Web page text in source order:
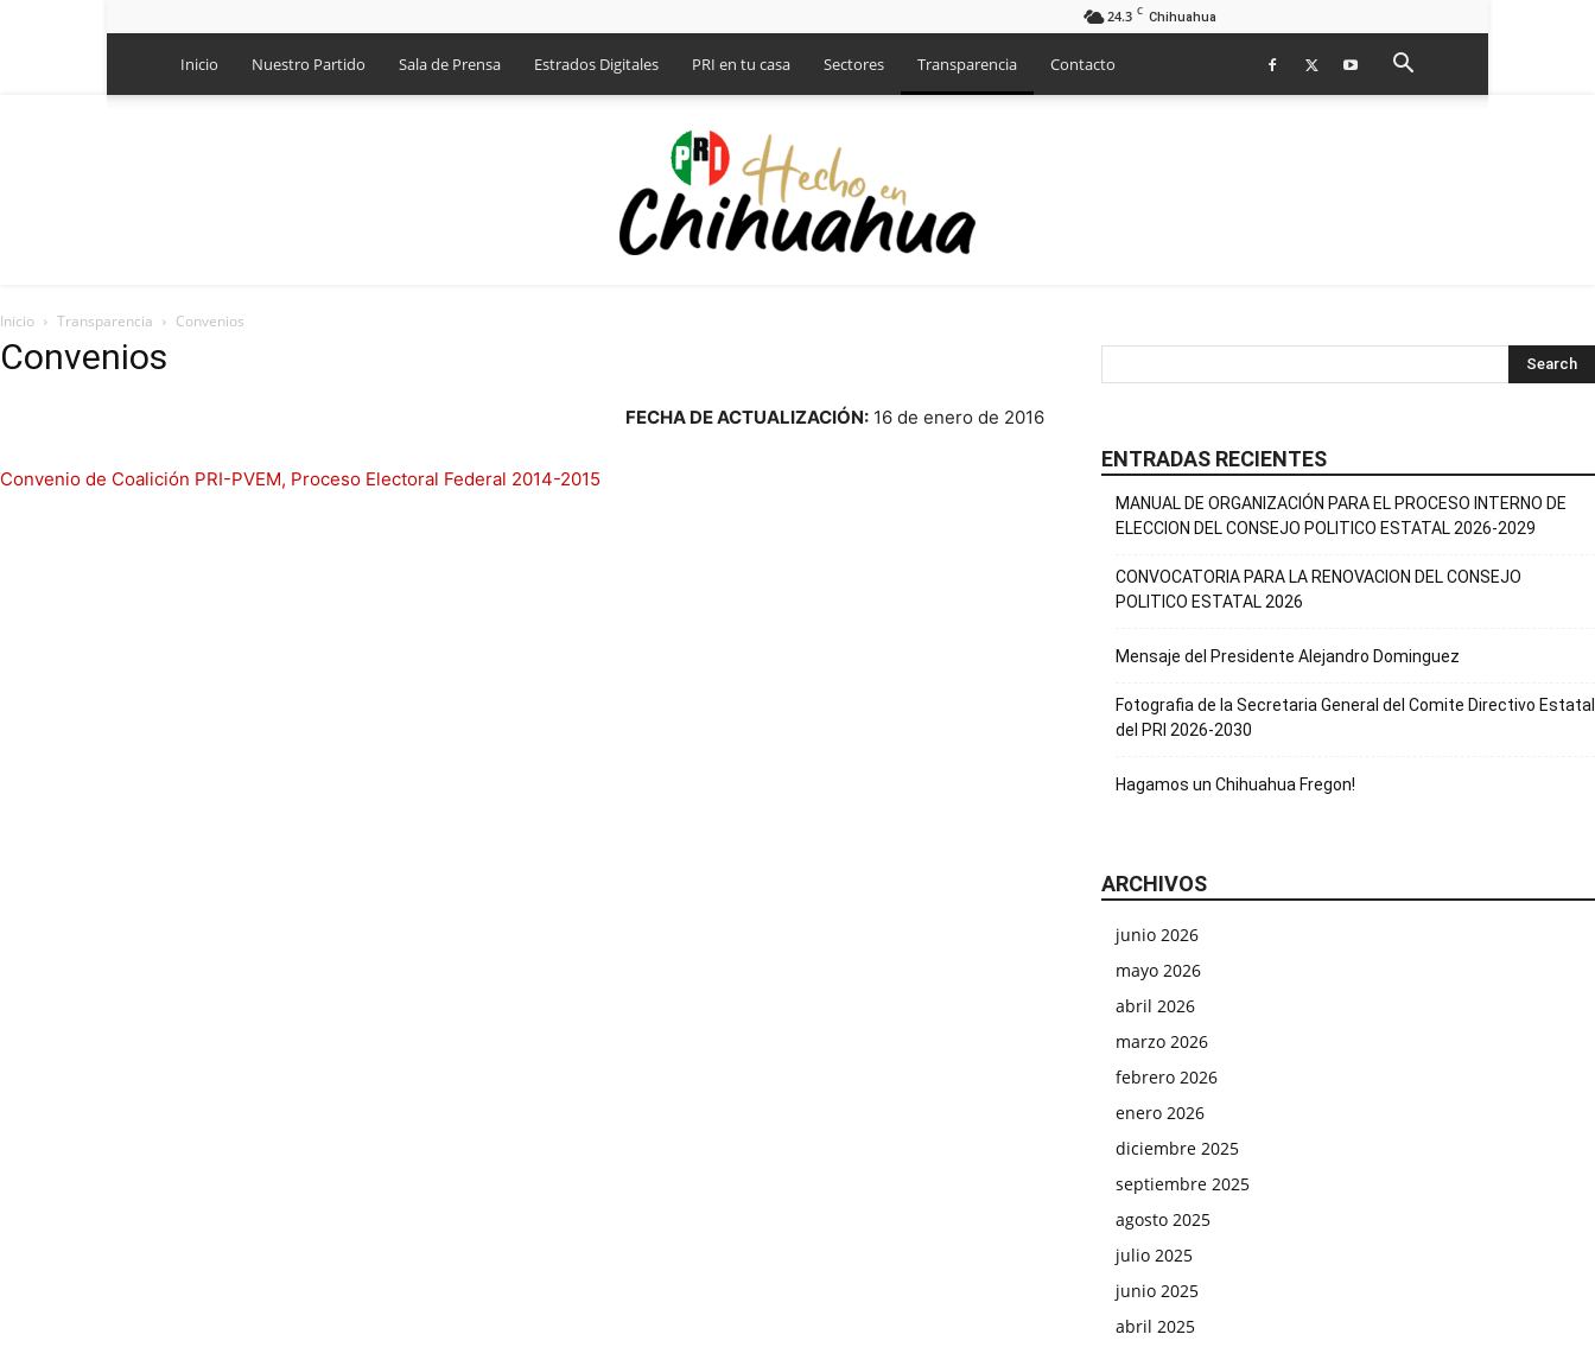
24.3 C Chihuahua
Inicio Nuestro Partido Sala de Prensa Estrados Digitales PRI en tu casa Sectores Transparencia Contacto
Inicio Transparencia Convenios
Convenios
FECHA DE ACTUALIZACIÓN: 16 de enero de 2016
Convenio de Coalición PRI-PVEM, Proceso Electoral Federal 2014-2015
ENTRADAS RECIENTES
MANUAL DE ORGANIZACIÓN PARA EL PROCESO INTERNO DE
ELECCION DEL CONSEJO POLITICO ESTATAL 2026-2029
CONVOCATORIA PARA LA RENOVACION DEL CONSEJO
POLITICO ESTATAL 2026
Mensaje del Presidente Alejandro Dominguez
Fotografia de la Secretaria General del Comite Directivo Estatal
del PRI 2026-2030
Hagamos un Chihuahua Fregon!
ARCHIVOS
junio 2026
mayo 2026
abril 2026
marzo 2026
febrero 2026
enero 2026
diciembre 2025
septiembre 2025
agosto 2025
julio 2025
junio 2025
abril 2025